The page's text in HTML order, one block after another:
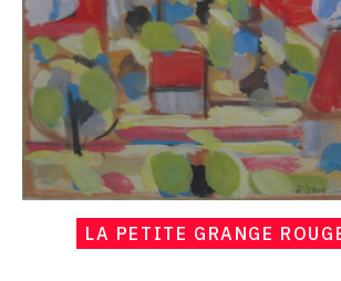
LA PETITE GRANGE